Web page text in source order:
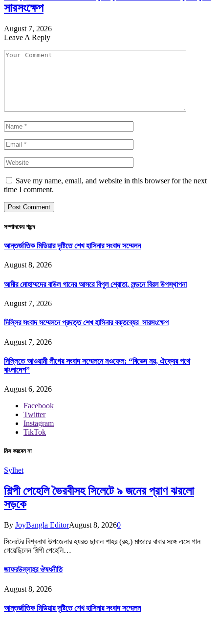
সারসংক্ষেপ
August 7, 2026
Leave A Reply
Save my name, email, and website in this browser for the next
time I comment.
সম্পাদকের পছন্দ
আন্তর্জাতিক মিডিয়ার দৃষ্টিতে শেখ হাসিনার সংবাদ সম্মেলন
August 8, 2026
আমীর মোহাম্মদের বাউল গানের আসরে বিপুল শ্রোতা, লন্ডনে বিরল উপস্থাপনা
August 7, 2026
দিল্লির সংবাদ সম্মেলনে প্রদত্ত শেখ হাসিনার বক্তব্যের সারসংক্ষেপ
August 7, 2026
দিল্লিতে আওয়ামী লীগের সংবাদ সম্মেলনে নওফেল: “বিভেদ নয়, ঐক্যের পথে
বাংলাদেশ”
August 6, 2026
Facebook
Twitter
Instagram
TikTok
মিস করবেন না
Sylhet
শিল্পী পেহেলি ভৈরবীসহ সিলেটে ৯ জনের প্রাণ ঝরলো
সড়কে
By JoyBangla EditorAugust 8, 20260
সিলেটের বিশ্বনাথ উপজেলার হযরত ছাবাল শাহর (রহ.) মাজারে বাবার সঙ্গে এসে গান
গেয়েছিলেন শিল্পী পেহেলি…
জাফরউল্লাহর ঔষধনীতি
August 8, 2026
আন্তর্জাতিক মিডিয়ার দৃষ্টিতে শেখ হাসিনার সংবাদ সম্মেলন